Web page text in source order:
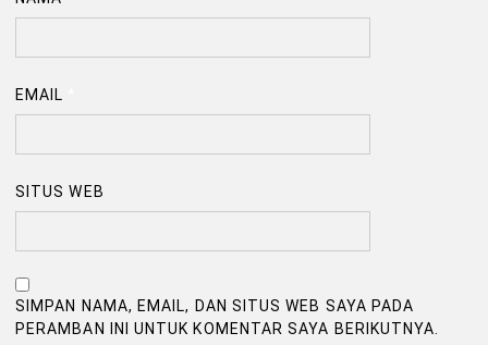
EMAIL
SITUS WEB
SIMPAN NAMA, EMAIL, DAN SITUS WEB SAYA PADA
PERAMBAN INI UNTUK KOMENTAR SAYA BERIKUTNYA.